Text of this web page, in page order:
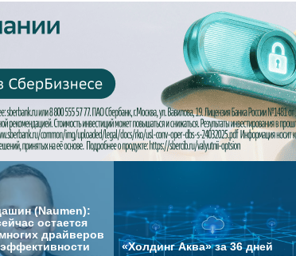
(Naumen):
остается
драйверов
«Холдинг Аква» за 36 дней